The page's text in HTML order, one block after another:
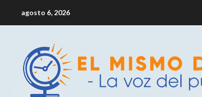
agosto 6, 2026